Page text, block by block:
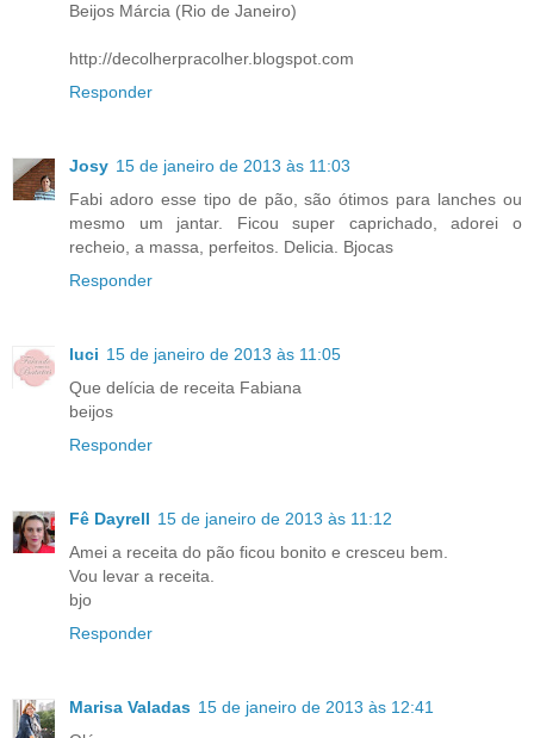
Beijos Márcia (Rio de Janeiro)
http://decolherpracolher.blogspot.com
Responder
Josy 15 de janeiro de 2013 às 11:03
Fabi adoro esse tipo de pão, são ótimos para lanches ou
mesmo um jantar. Ficou super caprichado, adorei o
recheio, a massa, perfeitos. Delicia. Bjocas
Responder
luci 15 de janeiro de 2013 às 11:05
Que delícia de receita Fabiana
beijos
Responder
Fê Dayrell 15 de janeiro de 2013 às 11:12
Amei a receita do pão ficou bonito e cresceu bem.
Vou levar a receita.
bjo
Responder
Marisa Valadas 15 de janeiro de 2013 às 12:41